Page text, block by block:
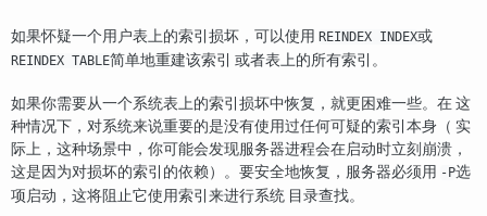
如果怀疑一个用户表上的索引损坏，可以使用 REINDEX INDEX或
REINDEX TABLE简单地重建该索引 或者表上的所有索引。
如果你需要从一个系统表上的索引损坏中恢复，就更困难一些。在 这
种情况下，对系统来说重要的是没有使用过任何可疑的索引本身（ 实
际上，这种场景中，你可能会发现服务器进程会在启动时立刻崩溃，
这是因为对损坏的索引的依赖）。要安全地恢复，服务器必须用 -P选
项启动，这将阻止它使用索引来进行系统 目录查找。